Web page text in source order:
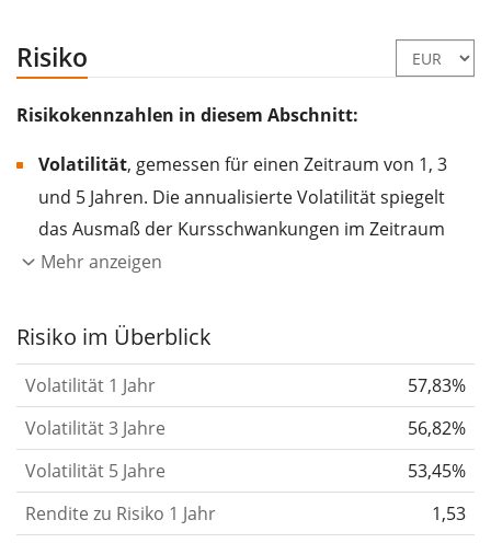
Risiko
Risikokennzahlen in diesem Abschnitt:
Volatilität, gemessen für einen Zeitraum von 1, 3
und 5 Jahren. Die annualisierte Volatilität spiegelt
das Ausmaß der Kursschwankungen im Zeitraum
eines Jahres wider.
Aktie, des ETF, usw.) in der Vergangenheit
gelten im Allgemeinen als risikoreicher. Wir
berechnen die Volatilität auf Basis der Daten der
letzten 1, 3 und 5 Jahre, damit du sehen kannst, ob
die Kursschwankungen im Laufe der Zeit stärker
oder schwächer wurden. Weitere Informationen
Mehr anzeigen
Risiko im Überblick
Volatilität 1 Jahr
57,83%
Volatilität 3 Jahre
56,82%
Volatilität 5 Jahre
53,45%
Rendite zu Risiko 1 Jahr
1,53